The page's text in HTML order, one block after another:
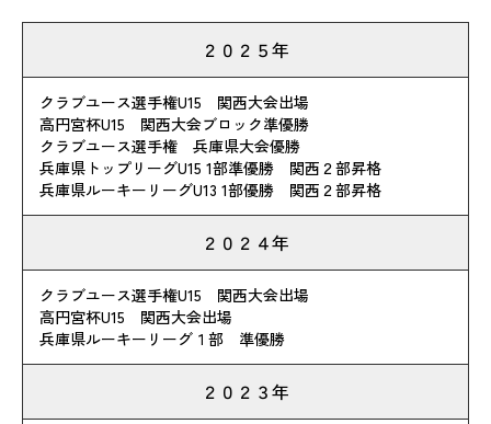
２０２５年
クラブユース選手権U15 関西大会出場
高円宮杯U15 関西大会ブロック準優勝
クラブユース選手権 兵庫県大会優勝
兵庫県トップリーグU15 1部準優勝 関西２部昇格
兵庫県ルーキーリーグU13 1部優勝 関西２部昇格
２０２４年
クラブユース選手権U15 関西大会出場
高円宮杯U15 関西大会出場
兵庫県ルーキーリーグ１部 準優勝
２０２３年